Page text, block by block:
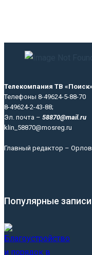
Телекомпания ТВ «Поиск»
Телефоны 8-49624-5-88-70
8-49624-2-43-88;
Эл. почта – 58870@mail.ru
klin_58870@mosreg.ru
Главный редактор –
Популярные записи